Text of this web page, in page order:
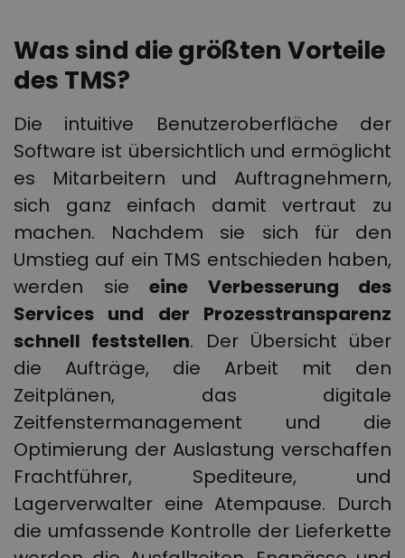
Was sind die größten Vorteile
des TMS?
Die intuitive Benutzeroberfläche der
Software ist übersichtlich und ermöglicht
es Mitarbeitern und Auftragnehmern,
sich ganz einfach damit vertraut zu
machen. Nachdem sie sich für den
Umstieg auf ein TMS entschieden haben,
werden sie eine Verbesserung des
Services und der Prozesstransparenz
schnell feststellen. Der Übersicht über
die Aufträge, die Arbeit mit den
Zeitplänen, das digitale
Zeitfenstermanagement und die
Optimierung der Auslastung verschaffen
Frachtführer, Spediteure, und
Lagerverwalter eine Atempause. Durch
die umfassende Kontrolle der Lieferkette